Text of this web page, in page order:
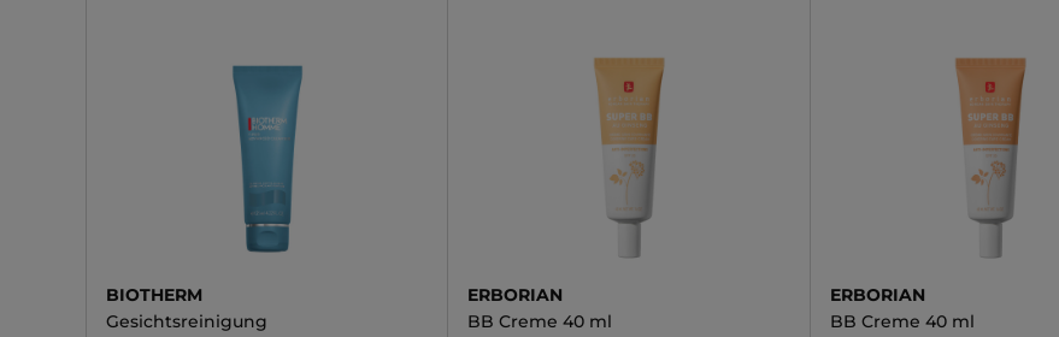
BIOTHERM
Gesichtsreinigung
ERBORIAN
BB Creme 40 ml
ERBORIAN
BB Creme 40 ml